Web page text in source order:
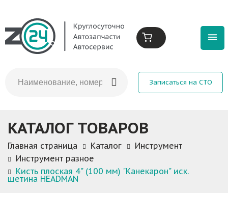
Записаться на СТО
КАТАЛОГ ТОВАРОВ
Главная страница Каталог
Инструмент
Инструмент разное
Кисть плоская 4" (100 мм) "Канекарон" иск.
щетина HEADMAN